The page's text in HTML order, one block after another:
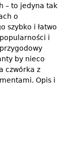
– to jedyna tak
o
szybko i łatwo
i
by nieco
czwórka z
Opis i